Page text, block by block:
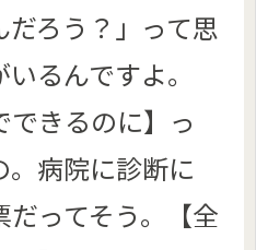
ろう？」って思
るんですよ。
できるのに】っ
。病院に診断に
ってそう。【全